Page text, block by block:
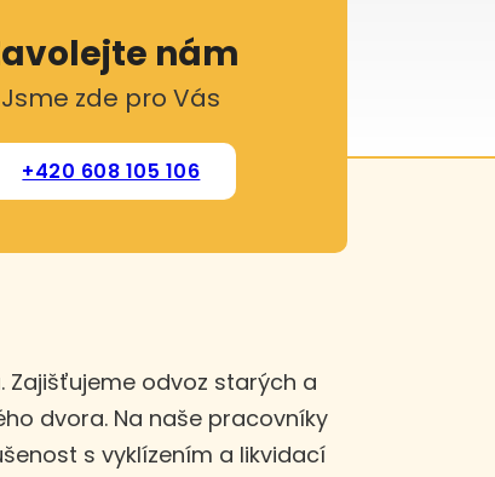
nám
Jsme zde pro Vás
+420 608 105 106
Zajišťujeme odvoz starých a
dvora. Na naše pracovníky
s vyklízením a likvidací